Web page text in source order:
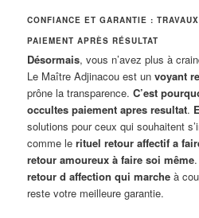
CONFIANCE ET GARANTIE :
PAIEMENT APRÈS RÉSULTAT
Désormais, vous n’avez plus à
Le Maître Adjinacou est unvoyant
prône la transparence.C’est
occultes paiement apres resultat.
solutions pour ceux qui souhaitent
comme lerituel retour affectif a
retour amoureux à faire soi même
retour d affection qui marche à
reste votre meilleure garantie.